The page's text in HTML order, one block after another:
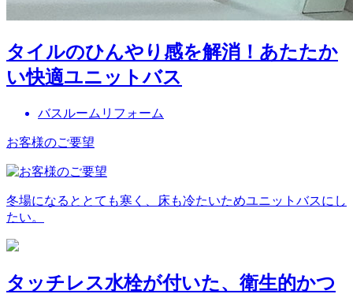
タイルのひんやり感を解消！あたたか
い快適ユニットバス
バスルームリフォーム
お客様のご要望
冬場になるととても寒く、床も冷たいためユニットバスにし
たい。
タッチレス水栓が付いた、衛生的かつ